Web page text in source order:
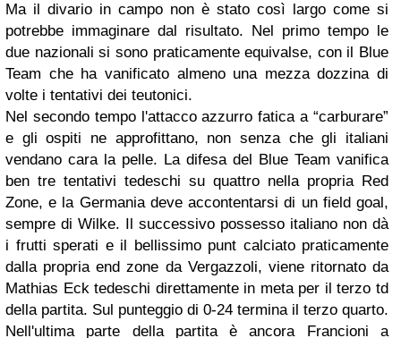
Ma il divario in campo non è stato così largo come si
potrebbe immaginare dal risultato. Nel primo tempo le
due nazionali si sono praticamente equivalse, con il Blue
Team che ha vanificato almeno una mezza dozzina di
volte i tentativi dei teutonici.
Nel secondo tempo l'attacco azzurro fatica a “carburare”
e gli ospiti ne approfittano, non senza che gli italiani
vendano cara la pelle. La difesa del Blue Team vanifica
ben tre tentativi tedeschi su quattro nella propria Red
Zone, e la Germania deve accontentarsi di un field goal,
sempre di Wilke. Il successivo possesso italiano non dà
i frutti sperati e il bellissimo punt calciato praticamente
dalla propria end zone da Vergazzoli, viene ritornato da
Mathias Eck tedeschi direttamente in meta per il terzo td
della partita. Sul punteggio di 0-24 termina il terzo quarto.
Nell'ultima parte della partita è ancora Francioni a